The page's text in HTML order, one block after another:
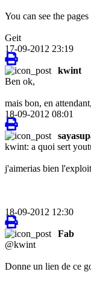
You can see the
Geit
17-09-2012 23:19
kwint
Ben ok,
mais bon, en
18-09-2012 08:01
kwint: a quoi sert
j'aimerias bien
18-09-2012 12:30
Fab
@kwint
Donne un lien de ce